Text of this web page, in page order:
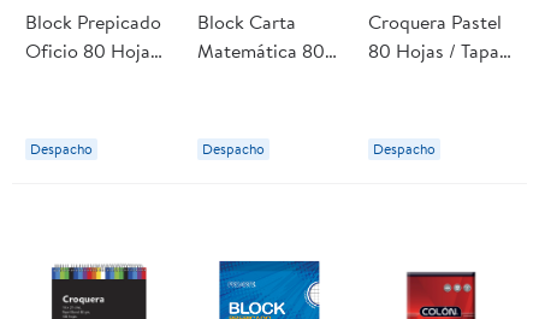
Block Prepicado
Oficio 80 Hojas
Despacho
Block Carta
Matemática 80
Despacho
Croquera Pastel
80 Hojas / Tapa
Despacho